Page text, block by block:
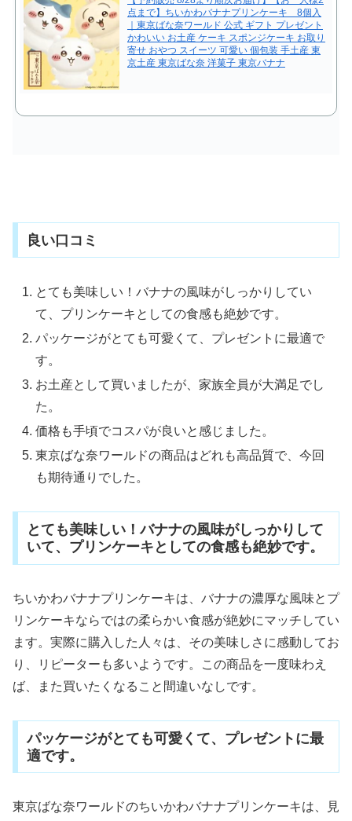
点まで】ちいかわバナナプリンケーキ 8個入
｜東京ばな奈ワールド 公式 ギフト プレゼント
かわいい お土産 ケーキ スポンジケーキ お取り
寄せ おやつ スイーツ 可愛い 個包装 手土産 東
京土産 東京ばな奈 洋菓子 東京バナナ
良い口コミ
とても美味しい！バナナの風味がしっかりしてい
て、プリンケーキとしての食感も絶妙です。
パッケージがとても可愛くて、プレゼントに最適で
す。
お土産として買いましたが、家族全員が大満足でし
た。
価格も手頃でコスパが良いと感じました。
東京ばな奈ワールドの商品はどれも高品質で、今回
も期待通りでした。
とても美味しい！バナナの風味がしっかりして
いて、プリンケーキとしての食感も絶妙です。
ちいかわバナナプリンケーキは、バナナの濃厚な風味とプ
リンケーキならではの柔らかい食感が絶妙にマッチしてい
ます。実際に購入した人々は、その美味しさに感動してお
り、リピーターも多いようです。この商品を一度味わえ
ば、また買いたくなること間違いなしです。
パッケージがとても可愛くて、プレゼントに最
適です。
東京ばな奈ワールドのちいかわバナナプリンケーキは、見